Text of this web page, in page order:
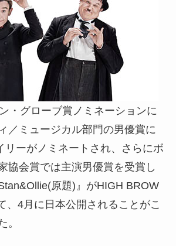
・グローブ賞ノミネーションに
／ミュージカル部門の男優賞に
リーがノミネートされ、さらにボ
協会賞では主演男優賞を受賞し
原題)』がHIGH BROW
、4月に日本公開されることがこ
。